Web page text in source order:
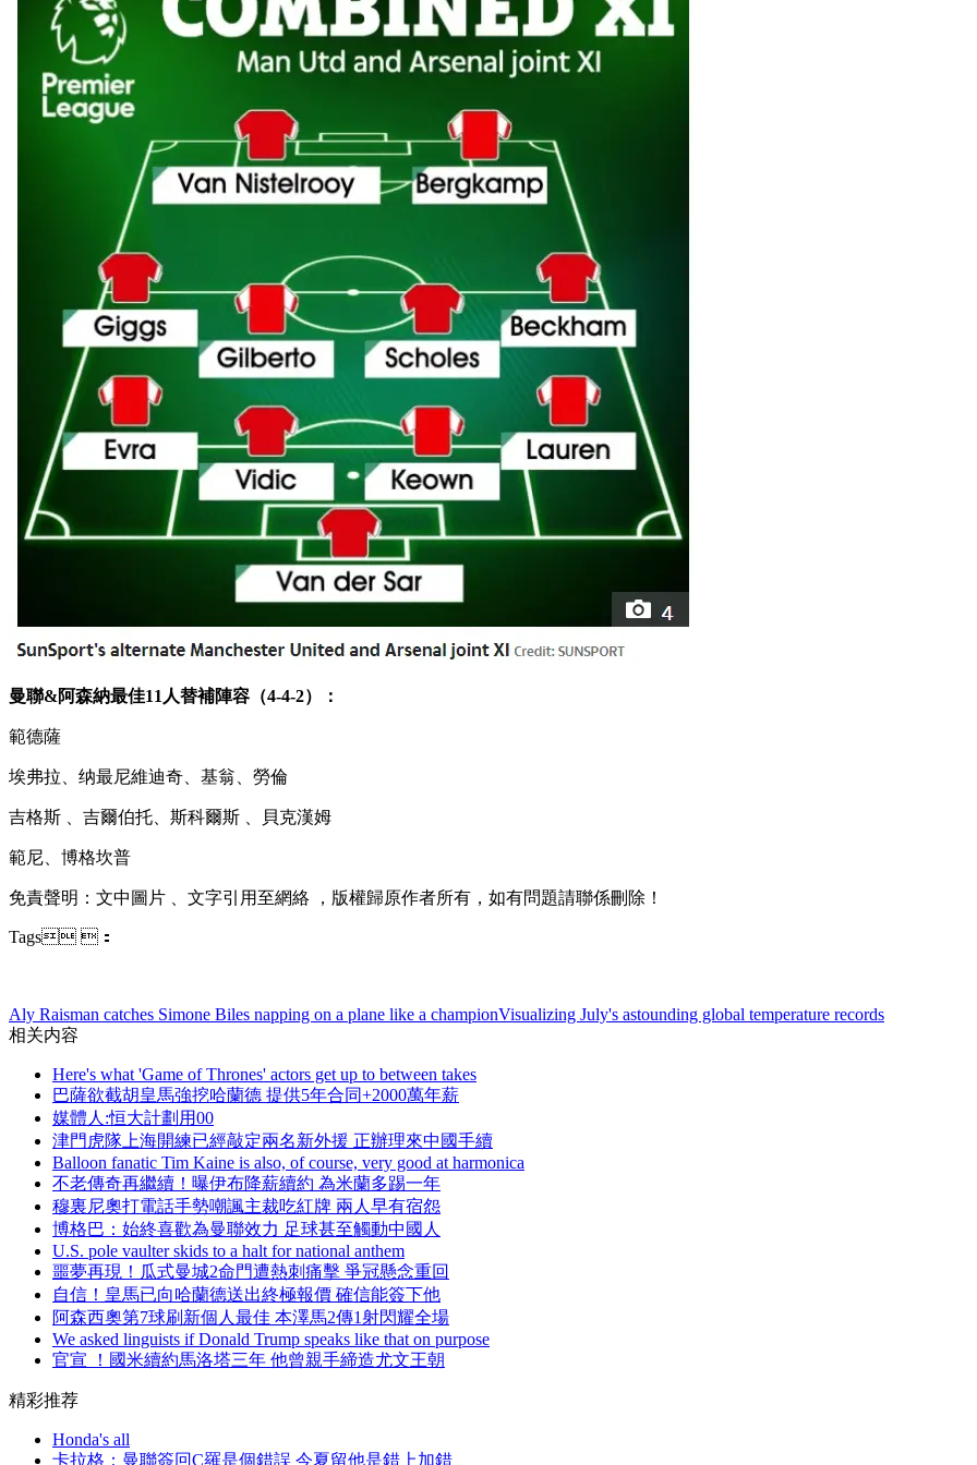
曼聯&阿森納最佳11人替補陣容（4-4-2）：
範德薩
埃弗拉 、纳最尼維迪奇、基翁、勞倫
吉格斯 、吉爾伯托、斯科爾斯  、貝克漢姆
範尼、博格坎普
免責聲明 ：文中圖片 、文字引用至網絡 ，版權歸原作者所有，如有問題請聯係刪除 ！
Tags ：
Aly Raisman catches Simone Biles napping on a plane like a championVisualizing July's astounding global temperature records
相关内容
Here's what 'Game of Thrones' actors get up to between takes
巴薩欲截胡皇馬強挖哈蘭德 提供5年合同+2000萬年薪
媒體人:恒大計劃用00
津門虎隊上海開練已經敲定兩名新外援 正辦理來中國手續
Balloon fanatic Tim Kaine is also, of course, very good at harmonica
不老傳奇再繼續！曝伊布降薪續約 為米蘭多踢一年
穆裏尼奧打電話手勢嘲諷主裁吃紅牌 兩人早有宿怨
博格巴 ：始終喜歡為曼聯效力 足球甚至觸動中國人
U.S. pole vaulter skids to a halt for national anthem
噩夢再現！瓜式曼城2命門遭熱刺痛擊 爭冠懸念重回
自信 ！皇馬已向哈蘭德送出終極報價 確信能簽下他
阿森西奧第7球刷新個人最佳 本澤馬2傳1射閃耀全場
We asked linguists if Donald Trump speaks like that on purpose
官宣 ！國米續約馬洛塔三年 他曾親手締造尤文王朝
精彩推荐
Honda's all
卡拉格 ：曼聯簽回C羅是個錯誤 今夏留他是錯上加錯